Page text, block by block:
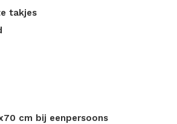
takjes
cm bij eenpersoons